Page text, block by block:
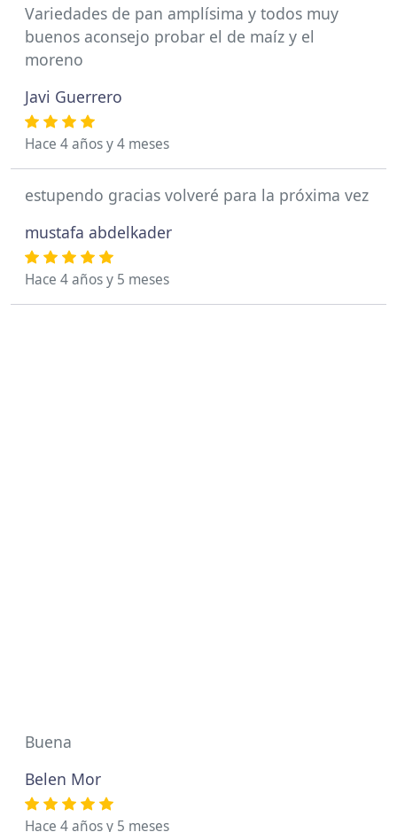
Variedades de pan amplísima y todos muy
buenos aconsejo probar el de maíz y el
moreno
Javi Guerrero
Hace 4 años y 4 meses
estupendo gracias volveré para la próxima vez
mustafa abdelkader
Hace 4 años y 5 meses
Buena
Belen Mor
Hace 4 años y 5 meses